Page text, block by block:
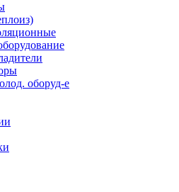
оборуд-е